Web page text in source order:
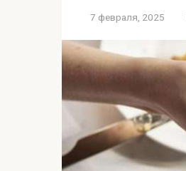
7 февраля, 2025